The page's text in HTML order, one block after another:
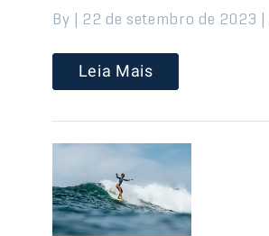
By | 22 de setembro de 2023 |
Leia Mais